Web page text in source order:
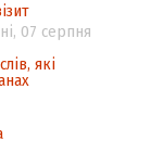
прав
у
щодо
07 серпня
які